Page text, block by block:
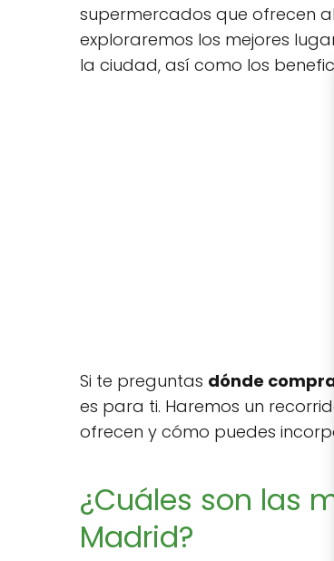
supermercados que ofrecen
exploraremos los mejores
la ciudad, así como los
Si te preguntas dónde
es para ti. Haremos un
ofrecen y cómo puedes
¿Cuáles son las
Madrid?